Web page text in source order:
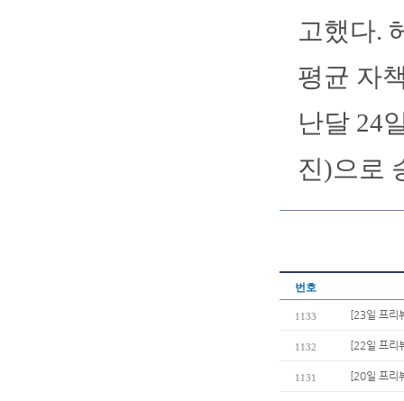
고했다.
평균 자
난달 24
진)으로
번호
1133 [23일 프리
1132 [22일 프리
1131 [20일 프리